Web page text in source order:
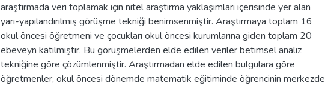
araştırmada veri toplamak için nitel araştırma yaklaşımları içerisinde yer alan
yarı-yapılandırılmış görüşme tekniği benimsenmiştir. Araştırmaya toplam 16
okul öncesi öğretmeni ve çocukları okul öncesi kurumlarına giden toplam 20
ebeveyn katılmıştır. Bu görüşmelerden elde edilen veriler betimsel analiz
tekniğine göre çözümlenmiştir. Araştırmadan elde edilen bulgulara göre
öğretmenler, okul öncesi dönemde matematik eğitiminde öğrencinin merkezde